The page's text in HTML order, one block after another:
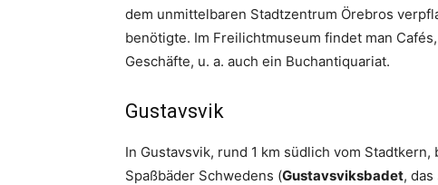
dem unmittelbaren Stadtzentrum Örebros
benötigte. Im Freilichtmuseum findet man
Geschäfte, u. a. auch ein Buchantiquariat.
Gustavsvik
In Gustavsvik, rund 1 km südlich vom
Spaßbäder Schwedens (Gustavsviksbadet,